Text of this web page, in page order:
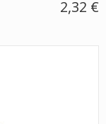
2,32 €